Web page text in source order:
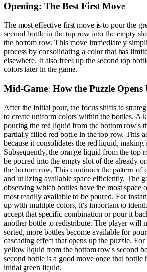
Opening: The Best First Move
The most effective first move is to pour the
second bottle in the top row into the empty
the bottom row. This move immediately
process by consolidating a color that has
elsewhere. It also frees up the second top
colors later in the game.
Mid-Game: How the Puzzle Opens
After the initial pour, the focus shifts to
to create uniform colors within the bottles. A
pouring the red liquid from the bottom row's
partially filled red bottle in the top row. This
because it consolidates the red liquid, making
Subsequently, the orange liquid from the top
be poured into the empty slot of the already
the bottom row. This continues the pattern of
and utilizing available space efficiently. The
observing which bottles have the most space
most readily available to be poured. For
up with multiple colors, it's important to
accept that specific combination or pour it
another bottle to redistribute. The player will
sorted, more bottles become available for
cascading effect that opens up the puzzle.
yellow liquid from the bottom row's second
second bottle is a good move once that bottle
initial green liquid.